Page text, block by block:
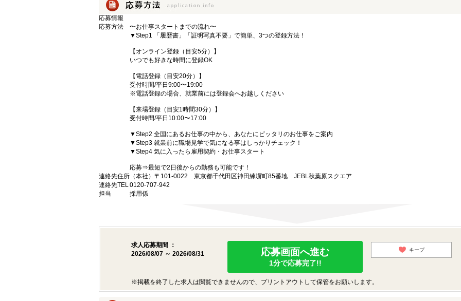
応募情報
応募方法
〜お仕事スタートまでの流れ〜
▼Step1 「履歴書」「証明写真不要」で簡単、3つの登録方法！
【オンライン登録（目安5分）】
いつでも好きな時間に登録OK
【電話登録（目安20分）】
受付時間/平日9:00〜19:00
※電話登録の場合、就業前には登録会へお越しください
【来場登録（目安1時間30分）】
受付時間/平日10:00〜17:00
▼Step2 全国にあるお仕事の中から、あなたにピッタリのお仕事をご案内
▼Step3 就業前に職場見学で気になる事はしっかりチェック！
▼Step4 気に入ったら雇用契約・お仕事スタート
応募⇒最短で2日後からの勤務も可能です！
連絡先住所 （本社）〒101-0022 東京都千代田区神田練塀町85番地 JEBL秋葉原スクエア
連絡先TEL0120-707-942
担当
採用係
求人応募期間 ：
2026/08/07 ～ 2026/08/31
応募画面へ進む
1分で応募完了!!
キープ
※掲載を終了した求人は閲覧できませんので、プリントアウトして保管をお願いします。